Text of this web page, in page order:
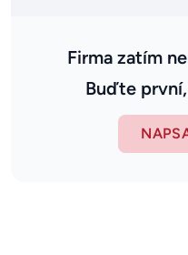
Firma zatím
Buďte